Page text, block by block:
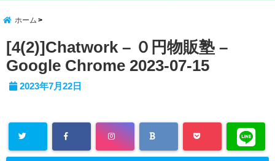
ホーム
[4(2)]Chatwork – ０円物販塾 –
Google Chrome 2023-07-15
2023年7月22日